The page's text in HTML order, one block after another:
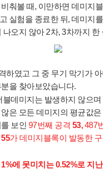
춰볼 때, 이만하면 데미지
실험을 종료한 뒤, 데미지
나오지 않아 2차, 3차까지 한
하였고 그 중 무기 막기가
을 찾아보았습니다.
블데미지는 발생하지 않으
은 모든 데미지의 평균값은
보인 97번째 공격 53,487
55가 데미지블록이 발동한
에 못미치는 0.52%로 지